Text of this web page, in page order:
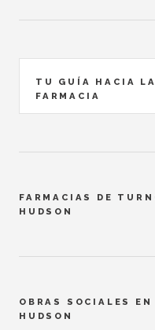
TU GUÍA HACIA
FARMACIA
FARMACIAS DE
HUDSON
OBRAS SOCIALES
HUDSON